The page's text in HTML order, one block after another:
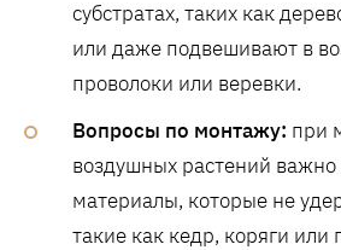
субстратах, таких как
или даже подвешивают в
проволоки или веревки.
Вопросы по монтажу: при
воздушных растений важно
материалы, которые не
такие как кедр, коряги или